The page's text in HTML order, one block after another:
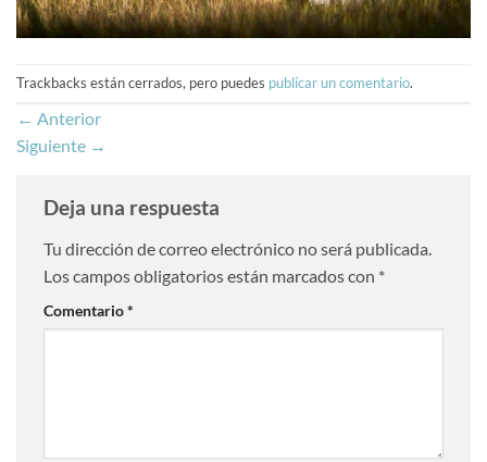
Trackbacks están cerrados, pero puedes publicar un comentario.
← Anterior
Siguiente →
Deja una respuesta
Tu dirección de correo electrónico no será publicada.
Los campos obligatorios están marcados con *
Comentario*